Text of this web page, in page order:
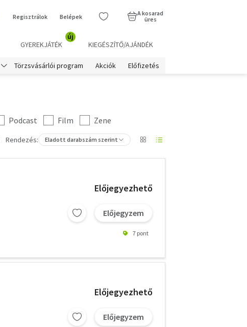
Regisztrálok Belépek
A kosarad
üres
GYEREKJÁTÉK
új
KIEGÉSZÍTŐ/AJÁNDÉK
Törzsvásárlói program Akciók Előfizetés
Podcast Film
Zene
Rendezés: Eladott darabszám szerint
Előjegyezhető
Előjegyzem
7 pont
Előjegyezhető
Előjegyzem